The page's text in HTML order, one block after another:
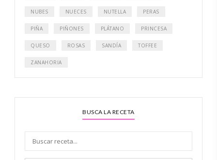
NUBES NUECES NUTELLA PERAS
PIÑA PIÑONES PLÁTANO PRINCESA
QUESO ROSAS SANDÍA TOFFEE
ZANAHORIA
BUSCA LA RECETA